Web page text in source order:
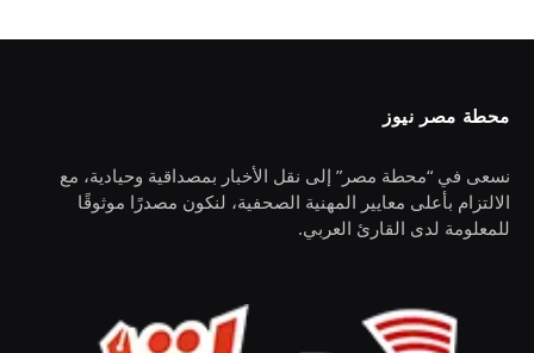
محطة مصر نيوز
نسعى في “محطة مصر” إلى نقل الأخبار بمصداقية وحيادية، مع
الالتزام بأعلى معايير المهنية الصحفية، لنكون مصدرًا موثوقًا
للمعلومة لدى القارئ العربي.